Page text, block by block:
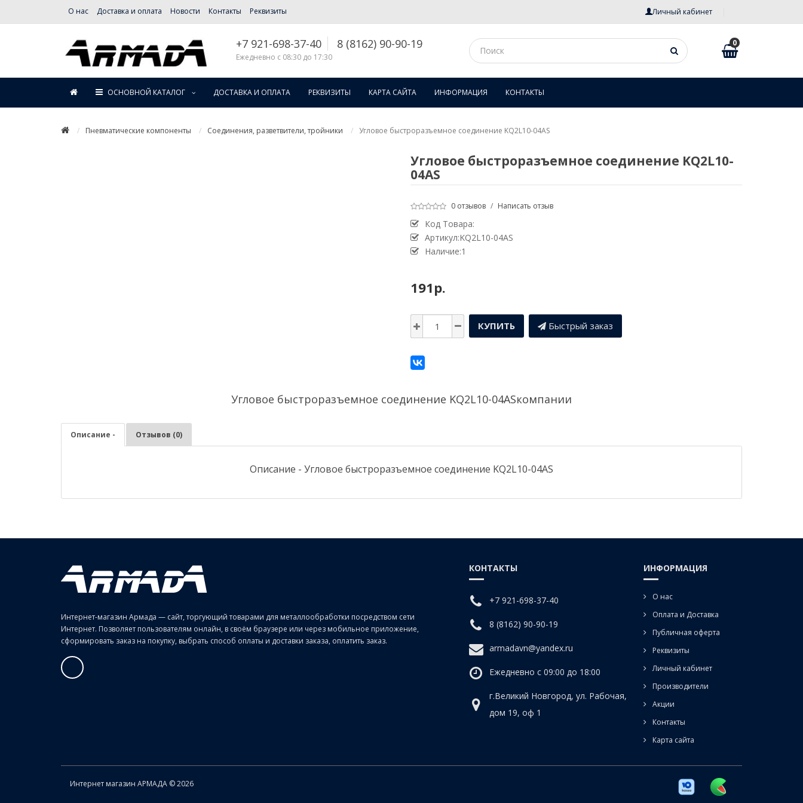
О нас Доставка и оплата Новости Контакты Реквизиты Личный кабинет
+7 921-698-37-40 8 (8162) 90-90-19
Ежедневно с 08:30 до 17:30
0
ОСНОВНОЙ КАТАЛОГ ДОСТАВКА И ОПЛАТА РЕКВИЗИТЫ КАРТА САЙТА ИНФОРМАЦИЯ КОНТАКТЫ
Пневматические компоненты Соединения, разветвители, тройники Угловое быстроразъемное соединение KQ2L10-04AS
Угловое быстроразъемное соединение KQ2L10-
04AS
0 отзывов / Написать отзыв
Код Товара:
Артикул:KQ2L10-04AS
Наличие:1
191р.
КУПИТЬ Быстрый заказ
Угловое быстроразъемное соединение KQ2L10-04ASкомпании
Описание - Отзывов (0)
Описание - Угловое быстроразъемное соединение KQ2L10-04AS
Интернет-магазин Армада — сайт, торгующий товарами для металлообработки посредством сети
Интернет. Позволяет пользователям онлайн, в своём браузере или через мобильное приложение,
сформировать заказ на покупку, выбрать способ оплаты и доставки заказа, оплатить заказ.
КОНТАКТЫ
+7 921-698-37-40
8 (8162) 90-90-19
armadavn@yandex.ru
Ежедневно с 09:00 до 18:00
г.Великий Новгород, ул. Рабочая,
дом 19, оф 1
ИНФОРМАЦИЯ
О нас
Оплата и Доставка
Публичная оферта
Реквизиты
Личный кабинет
Производители
Акции
Контакты
Карта сайта
Интернет магазин АРМАДА © 2026